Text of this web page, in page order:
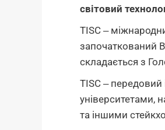
світовий
TISC ‒
започаткований
складається з
TISC ‒ передовий
університетами,
та іншими